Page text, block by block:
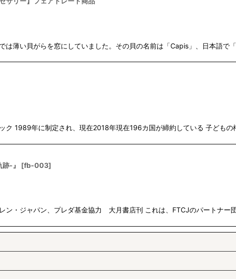
は薄い貝がらを窓にしていました。その貝の名前は「Capis」、日本語で
ク 1989年に制定され、現在2018年現在196カ国が締約している 子ども
-』 [fb-003]
・ジャパン、プレダ基金協力 大月書店刊 これは、FTCJのパートナー